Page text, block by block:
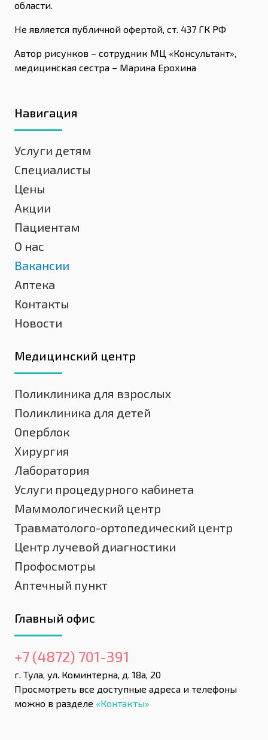
области.
Не является публичной офертой, ст. 437 ГК РФ
Автор рисунков – сотрудник МЦ «Консультант»,
медицинская сестра – Марина Ерохина
Навигация
Услуги детям
Специалисты
Цены
Акции
Пациентам
О нас
Вакансии
Аптека
Контакты
Новости
Медицинский центр
Поликлиника для взрослых
Поликлиника для детей
Оперблок
Хирургия
Лаборатория
Услуги процедурного кабинета
Маммологический центр
Травматолого-ортопедический центр
Центр лучевой диагностики
Профосмотры
Аптечный пункт
Главный офис
+7 (4872) 701-391
г. Тула, ул. Коминтерна, д. 18а, 20
Просмотреть все доступные адреса и телефоны
можно в разделе «Контакты»